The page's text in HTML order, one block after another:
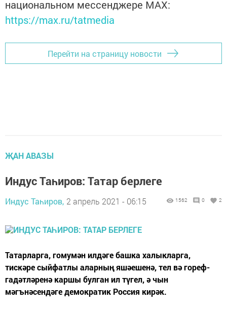
национальном мессенджере MАХ:
https://max.ru/tatmedia
Перейти на страницу новости
ҖАН АВАЗЫ
Индус Таһиров: Татар берлеге
Индус Таһиров, 2 апрель 2021 - 06:15 1562 0 2
Татарларга, гомумән илдәге башка халыкларга,
тискәре сыйфатлы аларның яшәешенә, тел вә гореф-
гадәтләренә каршы булган ил түгел, ә чын
мәгънәсендәге демократик Россия кирәк.